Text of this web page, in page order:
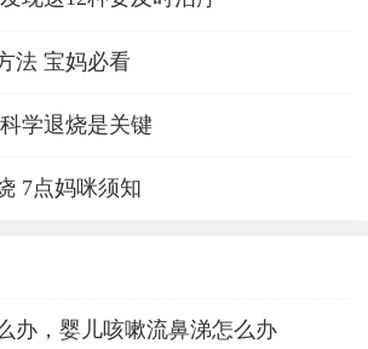
法 宝妈必看
学退烧是关键
7点妈咪须知
办，婴儿咳嗽流鼻涕怎么办